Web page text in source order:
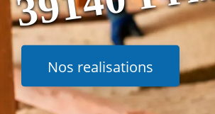
Nos realisations